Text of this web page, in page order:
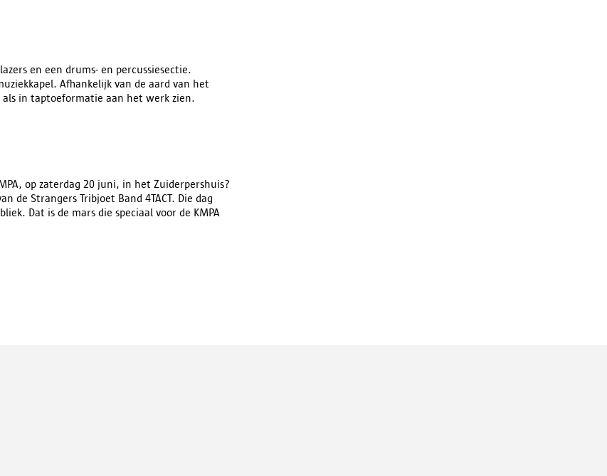
en een drums- en percussiesectie.
Afhankelijk van de aard van het
in taptoeformatie aan het werk zien.
op zaterdag 20 juni, in het Zuiderpershuis?
de Strangers Tribjoet Band 4TACT. Die dag
Dat is de mars die speciaal voor de KMPA